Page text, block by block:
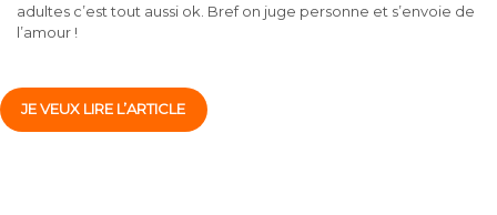
adultes c’est tout aussi ok. Bref on juge personne et s’envoie de
l’amour !
JE VEUX LIRE L’ARTICLE